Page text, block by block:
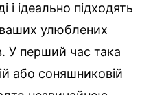
і ідеально підходять
улюблених
У перший час така
або соняшниковій